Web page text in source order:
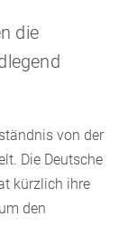
die
von der
Die Deutsche
kürzlich ihre
den